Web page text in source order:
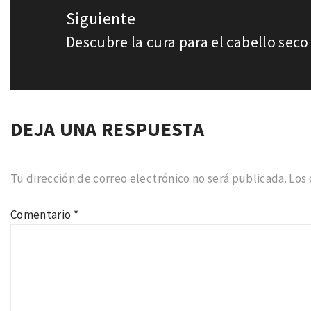
Siguiente
Entrada
Descubre la cura para el cabello seco
DEJA UNA RESPUESTA
Tu dirección de correo electrónico no será publicada. Los
Comentario *